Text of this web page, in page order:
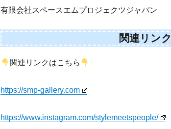
有限会社スペースエムプロジェクツジャパン
関連リンク
関連リンクはこちら
https://smp-gallery.com
https://www.instagram.com/stylemeetspeople/